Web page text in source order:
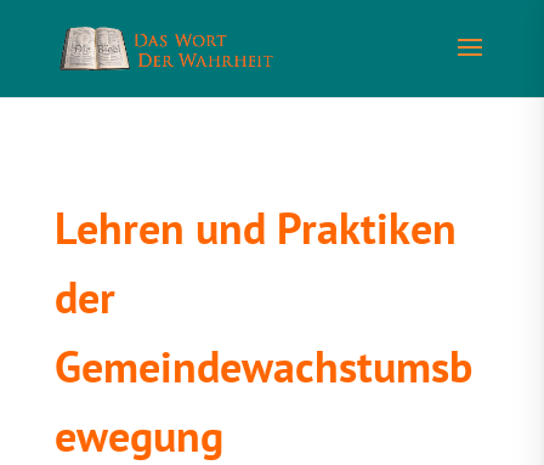
Lehren und Praktiken
der
Gemeindewachstumsb
ewegung